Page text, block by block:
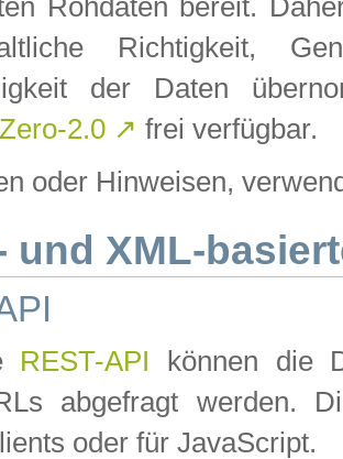
Rohdaten bereit.
Richtigkeit,
der Daten
2.0 ↗ frei verfügbar.
oder Hinweisen,
und XML-
REST-API können die
abgefragt werden.
oder für JavaScript.